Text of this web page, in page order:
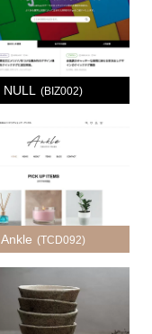
NULL (BIZ002)
Ankle (TCD092)